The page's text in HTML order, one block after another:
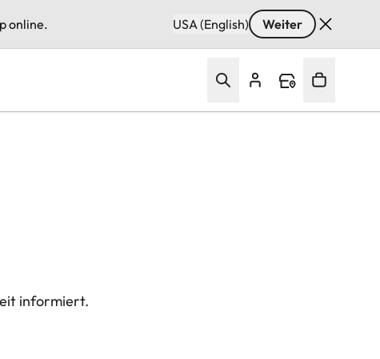
online. USA (English) Weiter
informiert.